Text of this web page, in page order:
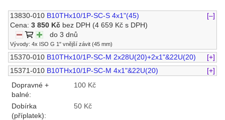
13830-010 B10THx10/1P-SC-S 4x1"(45)
[–]
Cena:3 850 Kč bez DPH (4 659 Kč s DPH)
do 3 dnů
Vývody: 4x ISO G 1" vnější závit (45 mm)
15370-010 B10THx10/1P-SC-M 2x28U(20)+2x1"&22U(20)
[+]
15371-010 B10THx10/1P-SC-M 4x1"&22U(20)
[+]
Dopravné +
balné:
100 Kč
Dobírka
(příplatek):
50 Kč